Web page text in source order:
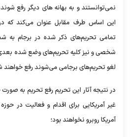
نمی‌توانستند و به بهانه های دیگر رفع
این اساس طرف مقابل عنوان می‌کند که
تمامی تحریم‌های ذکر شده در برجام
شخصی و نیز کلیه تحریم‌های وضع شده بعدی که
لغو تحریم‌های برجامی می‌شوند رفع خواهند
در نتیجه آثار این تحریم رفع تحریم به
غیر آمریکایی برای اقدام و فعالیت در
آمریکا روبرو نخواهند بود؛